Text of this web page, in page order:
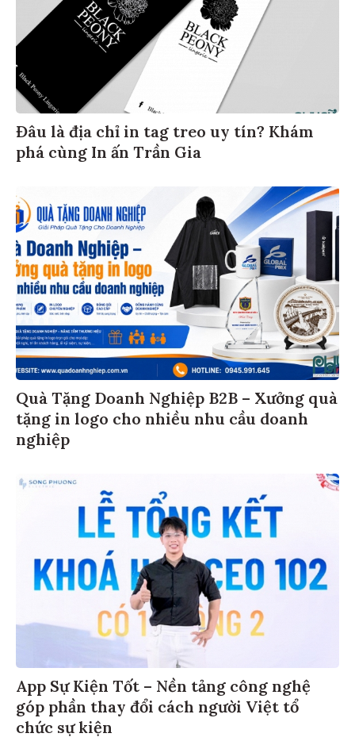
Đâu là địa chỉ in tag treo uy tín? Khám
phá cùng In ấn Trần Gia
Quà Tặng Doanh Nghiệp B2B – Xưởng quà
tặng in logo cho nhiều nhu cầu doanh
nghiệp
App Sự Kiện Tốt – Nền tảng công nghệ
góp phần thay đổi cách người Việt tổ
chức sự kiện